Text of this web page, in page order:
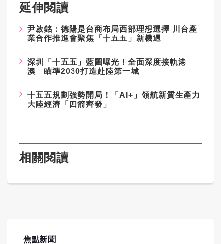
延伸閱讀
尹啟銘：德陽是台商布局西部理想選擇 川台產
業合作推進會聚焦「十五五」新機遇
深圳「十五五」藍圖曝光！全面深度接軌港
澳 瞄準2030打造赴陸第一城
十五五規劃強勢開局！「AI+」領航新質生產力
大陸經濟「四箭齊發」
相關閱讀
焦點新聞